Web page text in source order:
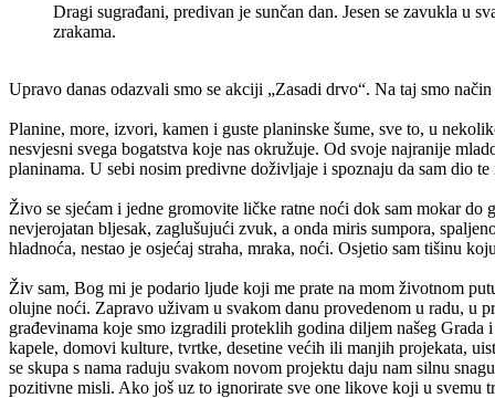
Dragi sugrađani, predivan je sunčan dan. Jesen se zavukla u
zrakama.
Upravo danas odazvali smo se akciji „Zasadi drvo“. Na taj smo
Planine, more, izvori, kamen i guste planinske šume, sve to, u
nesvjesni svega bogatstva koje nas okružuje. Od svoje najranije
planinama. U sebi nosim predivne doživljaje i spoznaju da sam dio te
Živo se sjećam i jedne gromovite ličke ratne noći dok sam mokar
nevjerojatan bljesak, zaglušujući zvuk, a onda miris sumpora,
hladnoća, nestao je osjećaj straha, mraka, noći. Osjetio sam tišinu
Živ sam, Bog mi je podario ljude koji me prate na mom životnom
olujne noći. Zapravo uživam u svakom danu provedenom u radu, u
građevinama koje smo izgradili proteklih godina diljem našeg
kapele, domovi kulture, tvrtke, desetine većih ili manjih projekata,
se skupa s nama raduju svakom novom projektu daju nam silnu
pozitivne misli. Ako još uz to ignorirate sve one likove koji u svemu